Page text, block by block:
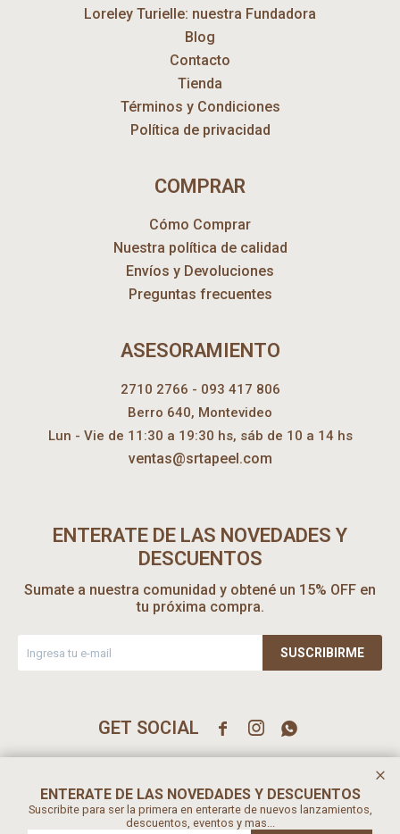
Loreley Turielle: nuestra Fundadora
Blog
Contacto
Tienda
Términos y Condiciones
Política de privacidad
COMPRAR
Cómo Comprar
Nuestra política de calidad
Envíos y Devoluciones
Preguntas frecuentes
ASESORAMIENTO
2710 2766 - 093 417 806
Berro 640, Montevideo
Lun - Vie de 11:30 a 19:30 hs, sáb de 10 a 14 hs
ventas@srtapeel.com
ENTERATE DE LAS NOVEDADES Y
DESCUENTOS
Sumate a nuestra comunidad y obtené un 15% OFF en
tu próxima compra.
SUSCRIBIRME
  
ENTERATE DE LAS NOVEDADES Y DESCUENTOS
Suscribite para ser la primera en enterarte de nuevos lanzamientos,
descuentos, eventos y mas...